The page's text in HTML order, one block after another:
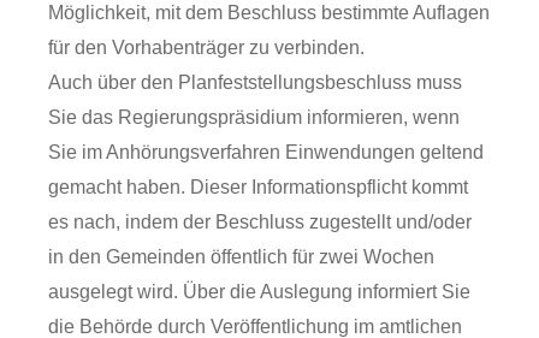
Möglichkeit, mit dem Beschluss bestimmte Auflagen
für den Vorhabenträger zu verbinden.
Auch über den Planfeststellungsbeschluss muss
Sie das Regierungspräsidium informieren, wenn
Sie im Anhörungsverfahren Einwendungen geltend
gemacht haben. Dieser Informationspflicht kommt
es nach, indem der Beschluss zugestellt und/oder
in den Gemeinden öffentlich für zwei Wochen
ausgelegt wird. Über die Auslegung informiert Sie
die Behörde durch Veröffentlichung im amtlichen